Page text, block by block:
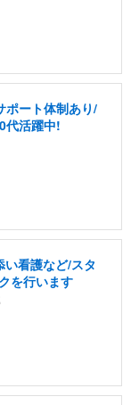
ポート体制あり/
代活躍中!
看護など/スタ
を行います